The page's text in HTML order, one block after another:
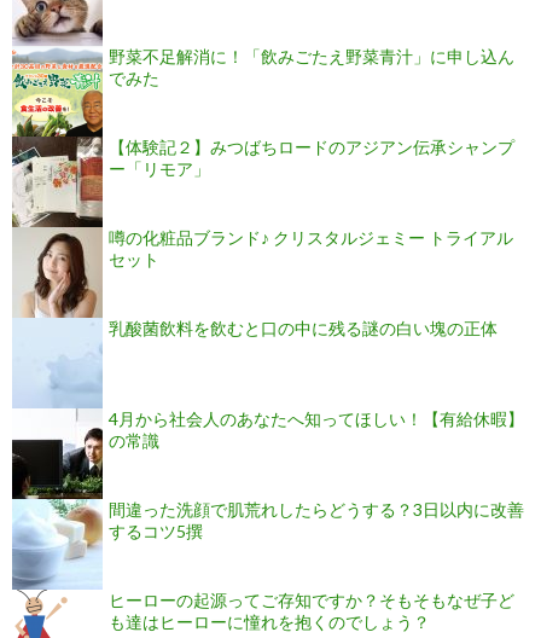
野菜不足解消に！「飲みごたえ野菜青汁」に申し込ん
でみた
【体験記２】みつばちロードのアジアン伝承シャンプ
ー「リモア」
噂の化粧品ブランド♪ クリスタルジェミー トライアル
セット
乳酸菌飲料を飲むと口の中に残る謎の白い塊の正体
4月から社会人のあなたへ知ってほしい！【有給休暇】
の常識
間違った洗顔で肌荒れしたらどうする？3日以内に改善
するコツ5撰
ヒーローの起源ってご存知ですか？そもそもなぜ子ど
も達はヒーローに憧れを抱くのでしょう？